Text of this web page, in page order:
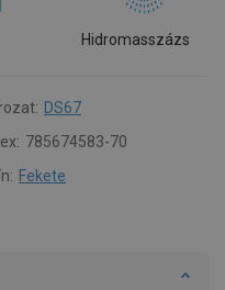
Hidromasszázs
DS67
785674583-70
Fekete